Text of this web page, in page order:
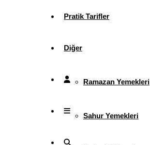
Pratik Tarifler
Diğer
Ramazan Yemekleri
Sahur Yemekleri